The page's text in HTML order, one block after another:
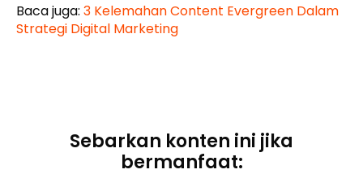
Baca juga: 3 Kelemahan Content Evergreen Dalam
Strategi Digital Marketing
Sebarkan konten ini jika
bermanfaat: